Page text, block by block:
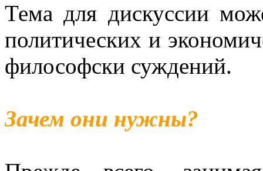
Тема для дискуссии
политических и
философски суждений.
Зачем они нужны?